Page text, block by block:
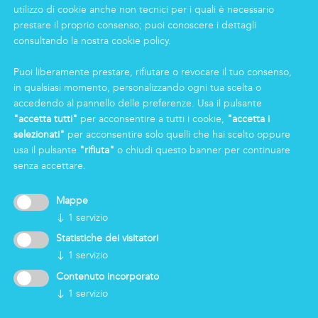
Gruppo
Certificazioni
News
Markas Family
Press
AREA RISERVATA
utilizzo di cookie anche non tecnici per i quali è necessario
prestare il proprio consenso; puoi conoscere i dettagli
consultando la nostra cookie policy.
Puoi liberamente prestare, rifiutare o revocare il tuo consenso,
in qualsiasi momento, personalizzando ogni tua scelta o
accedendo al pannello delle preferenze. Usa il pulsante
"accetta tutti" per acconsentire a tutti i cookie, "accetta i
selezionati" per acconsentire solo quelli che hai scelto oppure
usa il pulsante "rifiuta" o chiudi questo banner per continuare
senza accettare.
Mappe
↓ 1 servizio
Statistiche dei visitatori
↓ 1 servizio
Contenuto incorporato
↓ 1 servizio